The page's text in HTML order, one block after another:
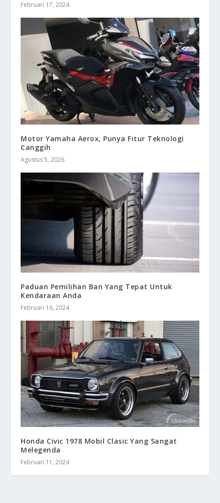
Februari 17, 2024
Motor Yamaha Aerox, Punya Fitur Teknologi
Canggih
Agustus 5, 2026
Paduan Pemilihan Ban Yang Tepat Untuk
Kendaraan Anda
Februari 16, 2024
Honda Civic 1978 Mobil Clasic Yang Sangat
Melegenda
Februari 11, 2024